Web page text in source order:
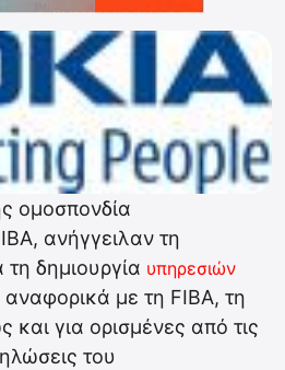
ομοσπονδία
ανήγγειλαν τη
δημιουργία υπηρεσιών
με τη FIBA, τη
για ορισμένες από τις
του